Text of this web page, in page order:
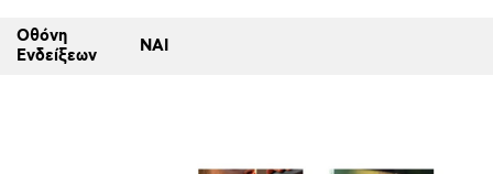
Οθόνη
Ενδείξεων
ΝΑΙ